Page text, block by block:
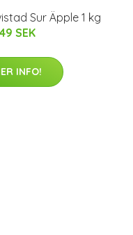
Sur Äpple 1 kg
49 SEK
INFO!